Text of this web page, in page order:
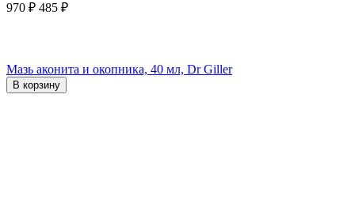
970 ₽ 485 ₽
Мазь аконита и окопника, 40 мл, Dr Giller
В корзину